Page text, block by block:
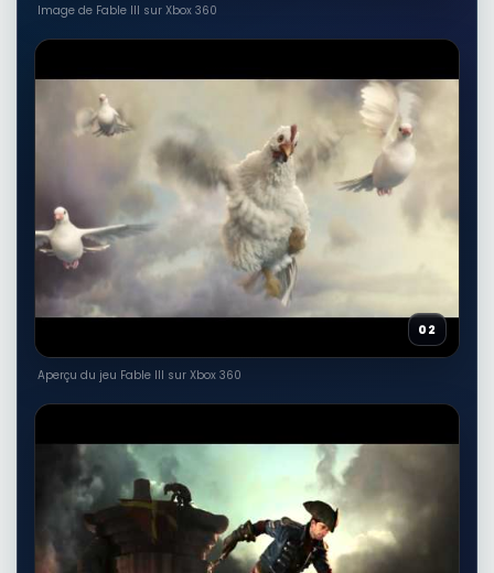
Image de Fable III sur Xbox 360
02
Aperçu du jeu Fable III sur Xbox 360